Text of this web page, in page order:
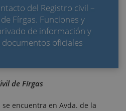
del Registro civil –
Fírgas. Funciones y
de información y
oficiales
de Fírgas
se encuentra en Avda. de la